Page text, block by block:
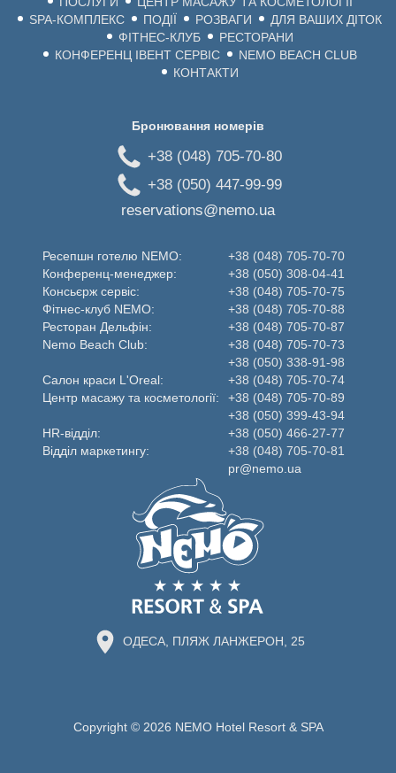
SPA-КОМПЛЕКС
ПОДІЇ РОЗВАГИ
ДЛЯ ВАШИХ ДІТОК
ФІТНЕС-КЛУБ
РЕСТОРАНИ
КОНФЕРЕНЦ ІВЕНТ СЕРВІС
NEMO BEACH CLUB
КОНТАКТИ
Бронювання номерів
+38 (048) 705-70-80
+38 (050) 447-99-99
reservations@nemo.ua
Ресепшн готелю NEMO:
+38 (048) 705-70-70
Конференц-менеджер:
+38 (050) 308-04-41
Консьєрж сервіс:
+38 (048) 705-70-75
Фітнес-клуб NEMO:
+38 (048) 705-70-88
Ресторан Дельфін:
+38 (048) 705-70-87
Nemo Beаch Club:
+38 (048) 705-70-73
+38 (050) 338-91-98
Салон краси L'Oreal:
+38 (048) 705-70-74
Центр масажу та косметології:
+38 (048) 705-70-89
+38 (050) 399-43-94
HR-відділ:
+38 (050) 466-27-77
Відділ маркетингу:
+38 (048) 705-70-81
pr@nemo.ua
ОДЕСА, ПЛЯЖ ЛАНЖЕРОН, 25
Copyright © 2026 NEMO Hotel Resort & SPA